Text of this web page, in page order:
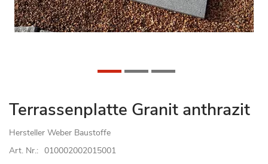
Zum
Anfang
der
springen
Terrassenplatte Granit anthrazit
Hersteller Weber Baustoffe
Art. Nr.: 010002002015001